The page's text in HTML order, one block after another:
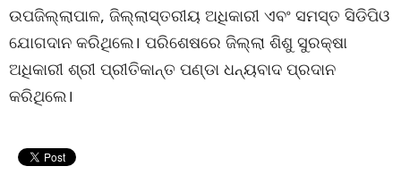
ଉପଜିଲ୍ଲାପାଳ, ଜିଲ୍ଲାସ୍ତରୀୟ ଅଧିକାରୀ ଏବଂ ସମସ୍ତ ସିଡିପିଓ
ଯୋଗଦାନ କରିଥିଲେ। ପରିଶେଷରେ ଜିଲ୍ଲା ଶିଶୁ ସୁରକ୍ଷା
ଅଧିକାରୀ ଶ୍ରୀ ପ୍ରୀତିକାନ୍ତ ପଣ୍ଡା ଧନ୍ୟବାଦ ପ୍ରଦାନ
କରିଥିଲେ।